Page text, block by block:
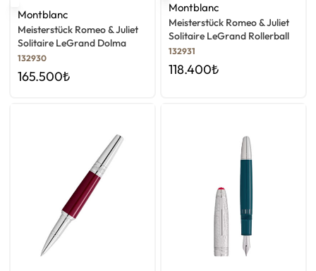
Montblanc
Meisterstück Romeo & Juliet
Solitaire LeGrand Dolma
Kalem
132930
165.500₺
Montblanc
Meisterstück Romeo & Juliet
Solitaire LeGrand Rollerball
Kalem
132931
118.400₺